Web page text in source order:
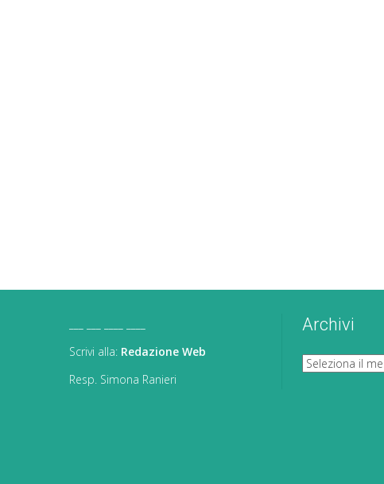
Scrivi alla: Redazione Web
Resp. Simona Ranieri
Archivi
Archivi